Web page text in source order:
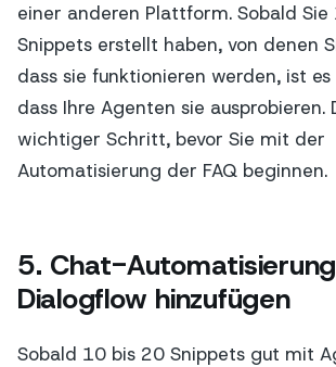
einer anderen Plattform. Sobald
Snippets erstellt haben, von denen
dass sie funktionieren werden, ist
dass Ihre Agenten sie ausprobieren.
wichtiger Schritt, bevor Sie mit der
Automatisierung der FAQ beginnen.
5. Chat-
Dialogflow hinzufügen
Sobald 10 bis 20 Snippets gut mit